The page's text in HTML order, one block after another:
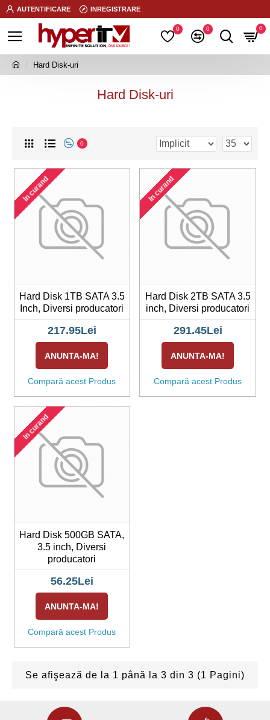
AUTENTIFICARE INREGISTRARE
0 0 0
Hard Disk-uri
Hard Disk-uri
0
In curand
Hard Disk 1TB SATA 3.5
Inch, Diversi producatori
217.95Lei
ANUNTA-MA!
Compară acest Produs
In curand
Hard Disk 2TB SATA 3.5
inch, Diversi producatori
291.45Lei
ANUNTA-MA!
Compară acest Produs
In curand
Hard Disk 500GB SATA,
3.5 inch, Diversi
producatori
56.25Lei
ANUNTA-MA!
Compară acest Produs
Se afişează de la 1 până la 3 din 3 (1 Pagini)